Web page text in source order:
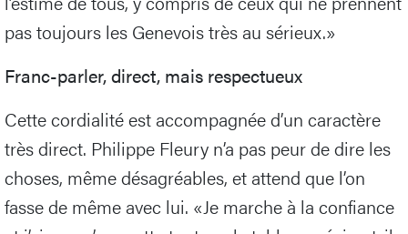
pas toujours les Genevois très au sérieux.»
Franc-parler, direct, mais respectueux
Cette cordialité est accompagnée d’un caractère
très direct. Philippe Fleury n’a pas peur de dire les
choses, même désagréables, et attend que l’on
fasse de même avec lui. «Je marche à la confiance